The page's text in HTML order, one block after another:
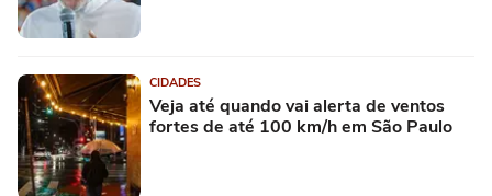
CIDADES
Veja até quando vai alerta de ventos
fortes de até 100 km/h em São Paulo